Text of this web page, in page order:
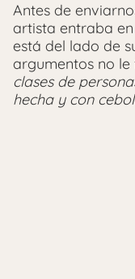
Antes de
artista entraba
está del lado de
argumentos no le
clases de
hecha y con